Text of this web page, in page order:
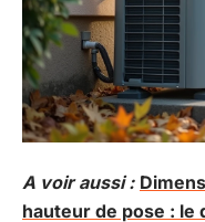
A voir aussi :
hauteur de pose : le